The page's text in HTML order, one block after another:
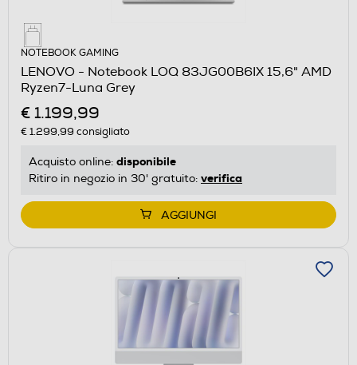
NOTEBOOK GAMING
LENOVO - Notebook LOQ 83JG00B6IX 15,6" AMD
Ryzen7-Luna Grey
€ 1.199,99
€ 1.299,99 consigliato
Acquisto online: disponibile
Ritiro in negozio in 30' gratuito: verifica
AGGIUNGI